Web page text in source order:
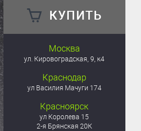
КУПИТЬ
Москва
ул. Кировоградская, 9, к4
Краснодар
ул Василия Мачуги 174
Красноярск
ул Королева 15
2-я Брянская 20К